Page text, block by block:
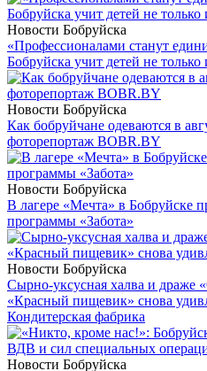
Новости Бобруйска
«Профессионалами станут
Бобруйска учит детей не только
Новости Бобруйска
Как бобруйчане одеваются в
фоторепортаж BOBR.BY
Новости Бобруйска
В лагере «Мечта» в Бобруйске
программы «Забота»
Новости Бобруйска
Сырно-уксусная халва и драже
«Красный пищевик» снова
Кондитерская фабрика
Новости Бобруйска